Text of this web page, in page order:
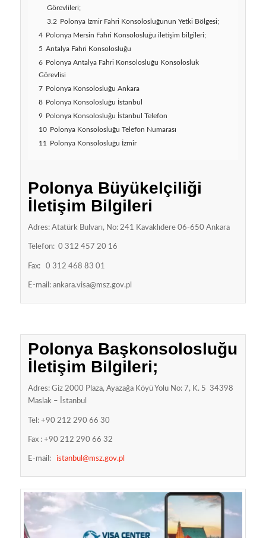
Görevlileri;
3.2 Polonya İzmir Fahri Konsolosluğunun Yetki Bölgesi;
4 Polonya Mersin Fahri Konsolosluğu iletişim bilgileri;
5 Antalya Fahri Konsolosluğu
6
Polonya Antalya Fahri Konsolosluğu Konsolosluk
Görevlisi
7 Polonya Konsolosluğu Ankara
8 Polonya Konsolosluğu İstanbul
9 Polonya Konsolosluğu İstanbul Telefon
10 Polonya Konsolosluğu Telefon Numarası
11 Polonya Konsolosluğu İzmir
Polonya Büyükelçiliği
İletişim Bilgileri
Adres: Atatürk Bulvarı, No: 241 Kavaklıdere 06-650 Ankara
Telefon: 0 312 457 20 16
Fax: 0 312 468 83 01
E-mail: ankara.visa@msz.gov.pl
Polonya Başkonsolosluğu
İletişim Bilgileri;
Adres: Giz 2000 Plaza, Ayazağa Köyü Yolu No: 7, K. 5 34398
Maslak – İstanbul
Tel: +90 212 290 66 30
Fax : +90 212 290 66 32
E-mail: istanbul@msz.gov.pl